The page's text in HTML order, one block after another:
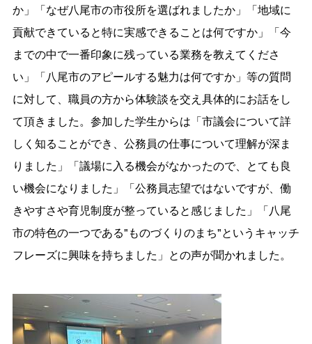
か」「なぜ八尾市の市役所を選ばれましたか」「地域に
貢献できていると特に実感できることは何ですか」「今
までの中で一番印象に残っている業務を教えてくださ
い 」「八尾市のアピールする魅力は何ですか」等の質問
に対して、職員の方から体験談を交え具体的にお話をし
て頂きました。参加した学生からは「市議会について詳
しく知ることができ、公務員の仕事について理解が深ま
りました」「議場に入る機会がなかったので、とても良
い機会になりました」「公務員志望ではないですが、働
きやすさや育児制度が整っていると感じました」「八尾
市の特色の一つである"ものづくりのまち"というキャッチ
フレーズに興味を持ちました」との声が聞かれました。